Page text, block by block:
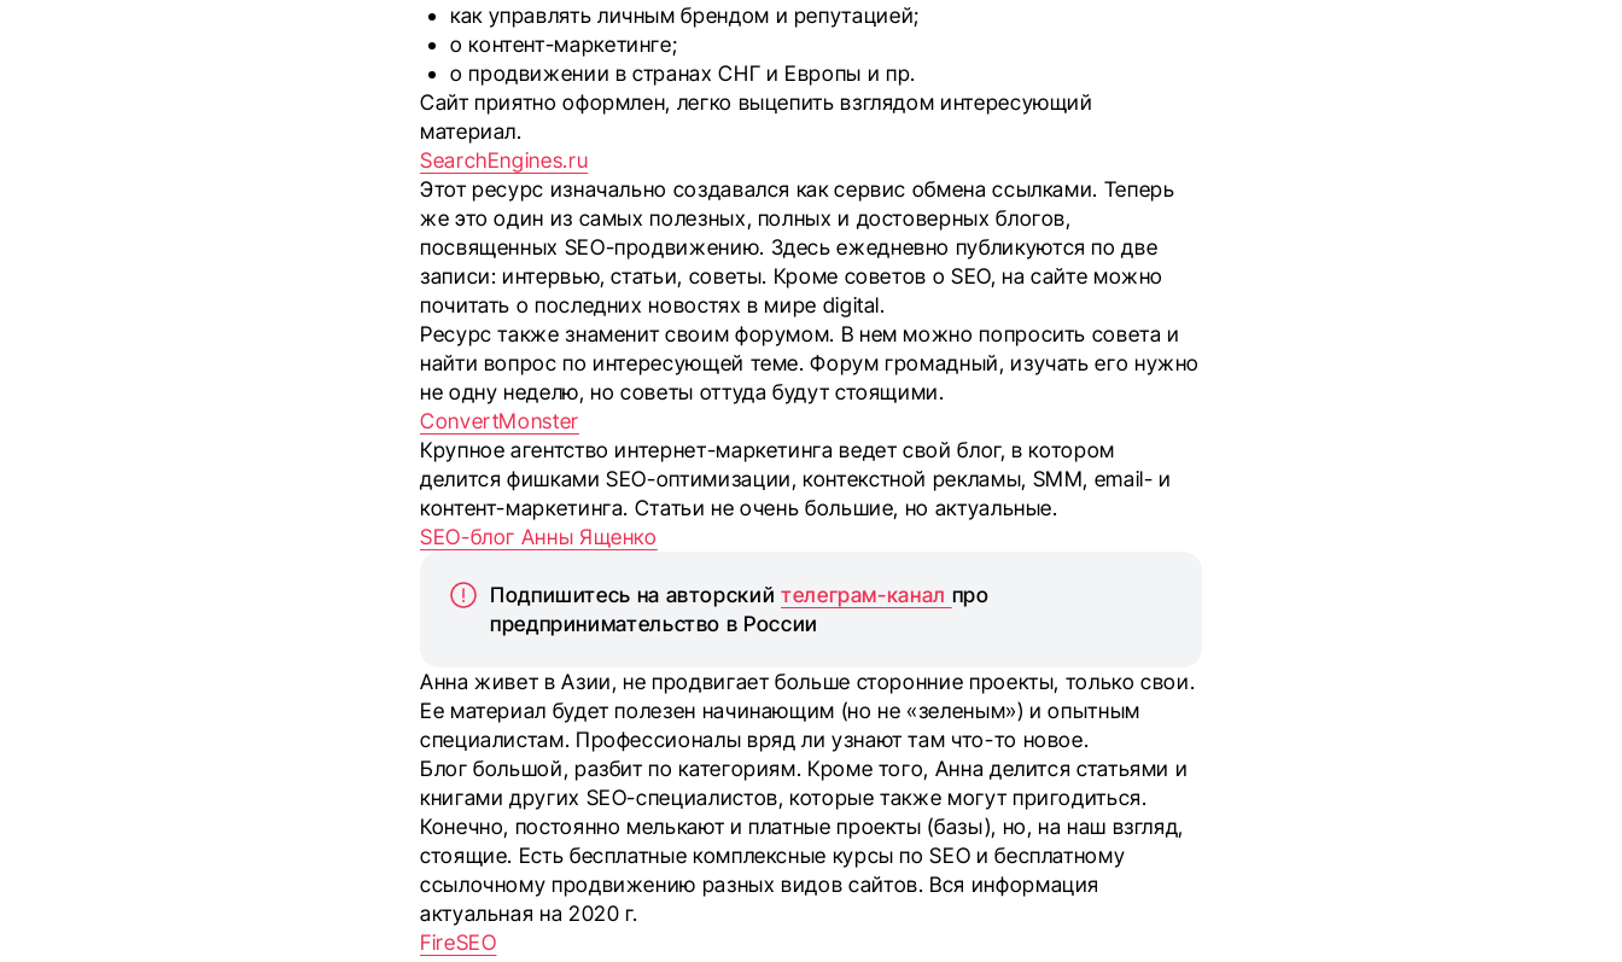
как управлять личным брендом и репутацией;
о контент-маркетинге;
о продвижении в странах СНГ и Европы и пр.
Сайт приятно оформлен, легко выцепить взглядом интересующий
материал.
SearchEngines.ru
Этот ресурс изначально создавался как сервис обмена ссылками. Теперь
же это один из самых полезных, полных и достоверных блогов,
посвященных SEO-продвижению. Здесь ежедневно публикуются по две
записи: интервью, статьи, советы. Кроме советов о SEO, на сайте можно
почитать о последних новостях в мире digital.
Ресурс также знаменит своим форумом. В нем можно попросить совета и
найти вопрос по интересующей теме. Форум громадный, изучать его нужно
не одну неделю, но советы оттуда будут стоящими.
ConvertMonster
Крупное агентство интернет-маркетинга ведет свой блог, в котором
делится фишками SEO-оптимизации, контекстной рекламы, SMM, email- и
контент-маркетинга. Статьи не очень большие, но актуальные.
SEO-блог Анны Ященко
Подпишитесь на авторский телеграм-канал про
предпринимательство в России
Анна живет в Азии, не продвигает больше сторонние проекты, только свои.
Ее материал будет полезен начинающим (но не «зеленым») и опытным
специалистам. Профессионалы вряд ли узнают там что-то новое.
Блог большой, разбит по категориям. Кроме того, Анна делится статьями и
книгами других SEO-специалистов, которые также могут пригодиться.
Конечно, постоянно мелькают и платные проекты (базы), но, на наш взгляд,
стоящие. Есть бесплатные комплексные курсы по SEO и бесплатному
ссылочному продвижению разных видов сайтов. Вся информация
актуальная на 2020 г.
FireSEO